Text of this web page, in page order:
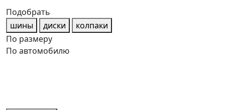
Подобрать
шины
диски
колпаки
По размеру
По автомобилю